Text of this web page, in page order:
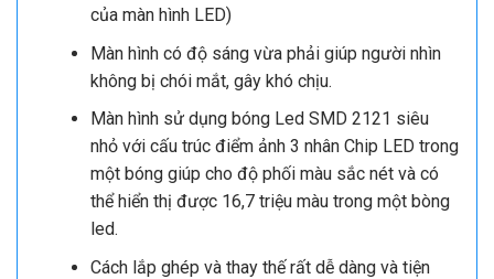
của màn hình LED)
Màn hình có độ sáng vừa phải giúp người nhìn
không bị chói mắt, gây khó chịu.
Màn hình sử dụng bóng Led SMD 2121 siêu
nhỏ với cấu trúc điểm ảnh 3 nhân Chip LED trong
một bóng giúp cho độ phối màu sắc nét và có
thể hiển thị được 16,7 triệu màu trong một bòng
led.
Cách lắp ghép và thay thế rất dễ dàng và tiện